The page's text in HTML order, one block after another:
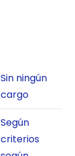
Sin ningún
cargo
Según
criterios